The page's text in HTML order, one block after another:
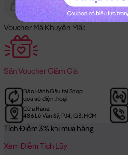
Gửi Tặng Hết Hàng
Voucher Mã Khuyến Mãi:
Săn Voucher Giảm Giá
Bảo Hành Gấu tại Shop
qua số điện thoại
Cửa Hàng:
486 Lê Văn Sỹ, P.14, Q.3, HCM
Tích Điểm 3% khi mua hàng
Xem Điểm Tích Lũy